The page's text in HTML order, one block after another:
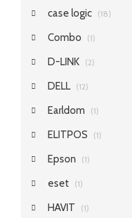
case logic (18)
Combo (1)
D-LINK (2)
DELL (12)
Earldom (1)
ELITPOS (1)
Epson (1)
eset (1)
HAVIT (1)